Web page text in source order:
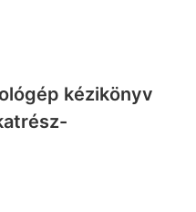
kézikönyv